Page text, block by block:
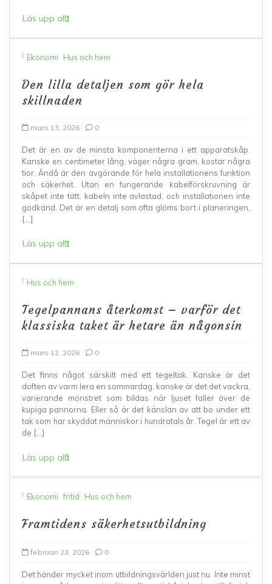
Läs upp allt
I Ekonomi Hus och hem
Den lilla detaljen som gör hela
skillnaden
mars 13, 2026 0
Det är en av de minsta komponenterna i ett apparatskåp.
Kanske en centimeter lång, väger några gram, kostar några
tior. Ändå är den avgörande för hela installationens funktion
och säkerhet. Utan en fungerande kabelförskruvning är
skåpet inte tätt, kabeln inte avlastad, och installationen inte
godkänd. Det är en detalj som ofta glöms bort i planeringen,
[…]
Läs upp allt
I Hus och hem
Tegelpannans återkomst – varför det
klassiska taket är hetare än någonsin
mars 12, 2026 0
Det finns något särskilt med ett tegeltak. Kanske är det
doften av varm lera en sommardag, kanske är det det vackra,
varierande mönstret som bildas när ljuset faller över de
kupiga pannorna. Eller så är det känslan av att bo under ett
tak som har skyddat människor i hundratals år. Tegel är ett av
de […]
Läs upp allt
I Ekonomi fritid Hus och hem
Framtidens säkerhetsutbildning
februari 23, 2026 0
Det händer mycket inom utbildningsvärlden just nu. Inte minst